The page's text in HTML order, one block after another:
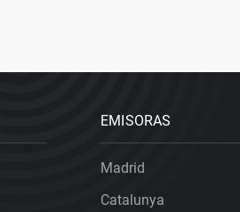
EMISORAS
Madrid
Catalunya